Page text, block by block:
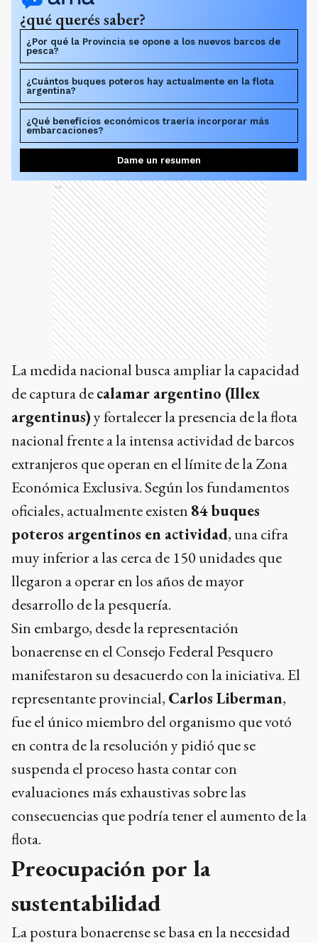
¿qué querés saber?
¿Por qué la Provincia se opone a los nuevos barcos de
pesca?
¿Cuántos buques poteros hay actualmente en la flota
argentina?
¿Qué beneficios económicos traería incorporar más
embarcaciones?
Dame un resumen
Ads
La medida nacional busca ampliar la capacidad
de captura decalamar argentino (Illex
argentinus)y fortalecer la presencia de la flota
nacional frente a la intensa actividad de barcos
extranjeros que operan en el límite de la Zona
Económica Exclusiva. Según los fundamentos
oficiales, actualmente existen 84 buques
poteros argentinos en actividad, una cifra
muy inferior a las cerca de 150 unidades que
llegaron a operar en los años de mayor
desarrollo de la pesquería.
Sin embargo, desde la representación
bonaerense en el Consejo Federal Pesquero
manifestaron su desacuerdo con la iniciativa. El
representante provincial, Carlos Liberman,
fue el único miembro del organismo que votó
en contra de la resolución y pidió que se
suspenda el proceso hasta contar con
evaluaciones más exhaustivas sobre las
consecuencias que podría tener el aumento de la
flota.
Preocupación por la
sustentabilidad
La postura bonaerense se basa en la necesidad